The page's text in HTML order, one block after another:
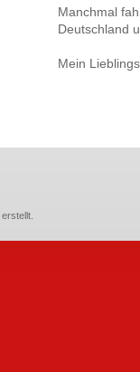
Manchmal
Deutschland
Mein
erstellt.